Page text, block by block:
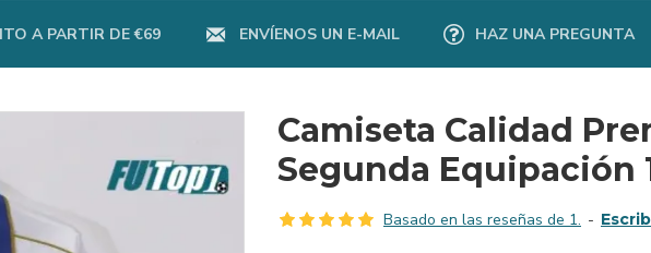
A PARTIR DE €69 ENVÍENOS UN E-MAIL HAZ UNA PREGUNTA
Camiseta Calidad
Segunda Equipación
Basado en las reseñas de 1. -